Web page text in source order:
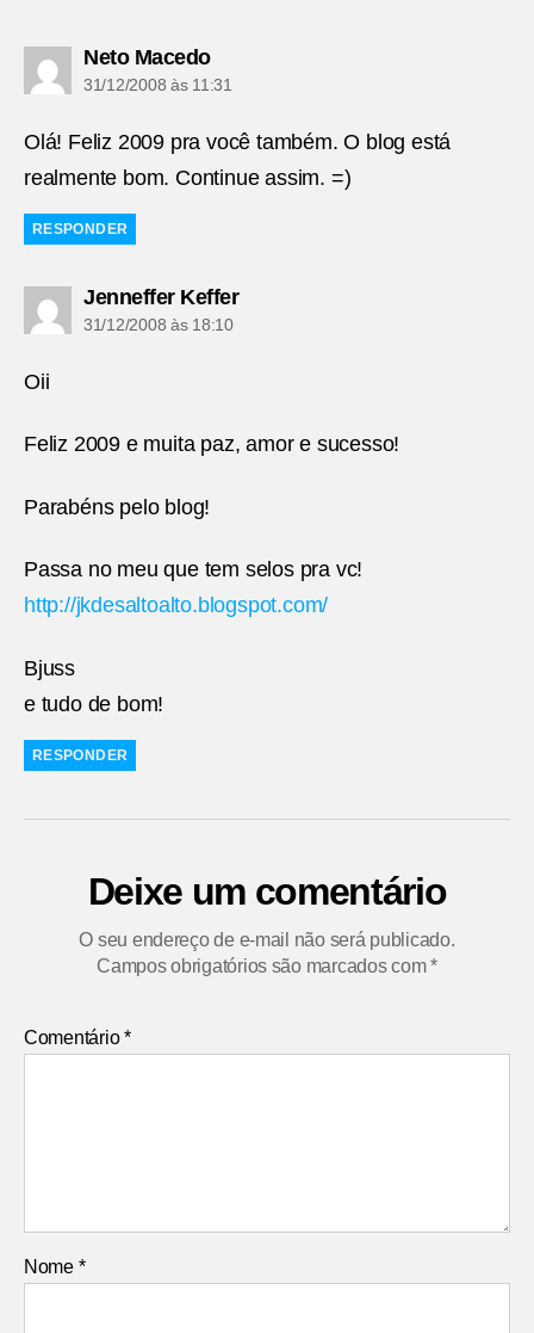
Neto Macedodiz:
31/12/2008 às 11:31
Olá! Feliz 2009 pra você também. O blog está
realmente bom. Continue assim. =)
RESPONDER
Jenneffer Kefferdiz:
31/12/2008 às 18:10
Oii
Feliz 2009 e muita paz, amor e sucesso!
Parabéns pelo blog!
Passa no meu que tem selos pra vc!
http://jkdesaltoalto.blogspot.com/
Bjuss
e tudo de bom!
RESPONDER
Deixe um comentário
O seu endereço de e-mail não será publicado.
Campos obrigatórios são marcados com*
Comentário*
Nome *